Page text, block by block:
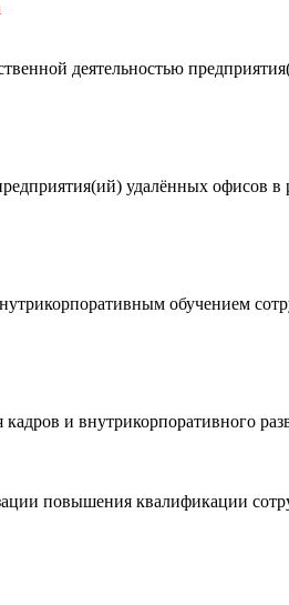
деятельностью
удалённых офисов в
обучением
и внутрикорпоративного
повышения квалификации